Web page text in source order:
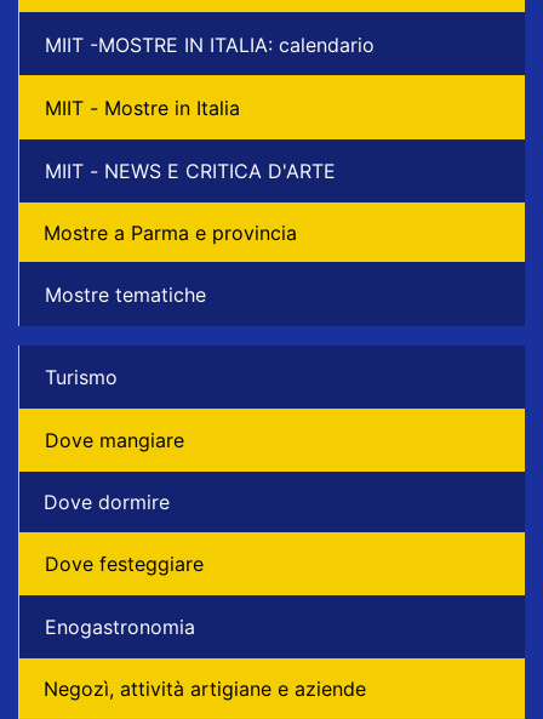
MIIT -MOSTRE IN ITALIA: calendario
MIIT - Mostre in Italia
MIIT - NEWS E CRITICA D'ARTE
Mostre a Parma e provincia
Mostre tematiche
Turismo
Dove mangiare
Dove dormire
Dove festeggiare
Enogastronomia
Negozì, attività artigiane e aziende